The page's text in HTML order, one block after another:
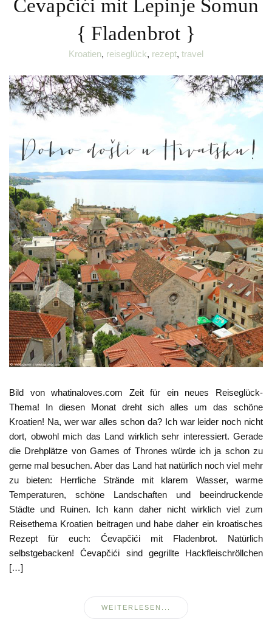
Ćevapčići mit Lepinje Somun
{ Fladenbrot }
Kroatien, reiseglück, rezept, travel
Bild von whatinaloves.com Zeit für ein neues Reiseglück-
Thema! In diesen Monat dreht sich alles um das schöne
Kroatien! Na, wer war alles schon da? Ich war leider noch nicht
dort, obwohl mich das Land wirklich sehr interessiert. Gerade
die Drehplätze von Games of Thrones würde ich ja schon zu
gerne mal besuchen. Aber das Land hat natürlich noch viel mehr
zu bieten: Herrliche Strände mit klarem Wasser, warme
Temperaturen, schöne Landschaften und beeindruckende
Städte und Ruinen. Ich kann daher nicht wirklich viel zum
Reisethema Kroatien beitragen und habe daher ein kroatisches
Rezept für euch: Ćevapčići mit Fladenbrot. Natürlich
selbstgebacken! Ćevapčići sind gegrillte Hackfleischröllchen
[…]
WEITERLESEN...